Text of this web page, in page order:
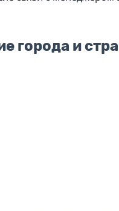
города и